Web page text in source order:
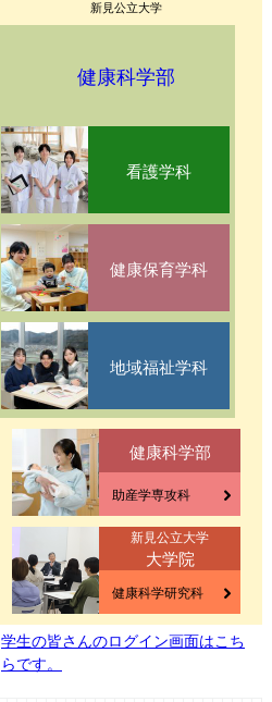
新見公立大学
健康科学部
看護学科
健康保育学科
地域福祉学科
健康科学部
助産学専攻科
新見公立大学
大学院
健康科学研究科
学生の皆さんのログイン画面はこち
らです。